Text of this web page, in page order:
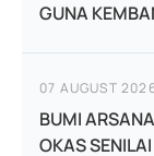
GUNA
07 AUGUST
BUMI
OKAS